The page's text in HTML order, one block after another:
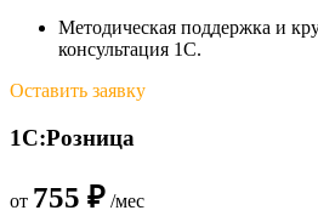
Методическая поддержка и
консультация 1С.
Оставить заявку
1С:Розница
от 755 ₽ /мес